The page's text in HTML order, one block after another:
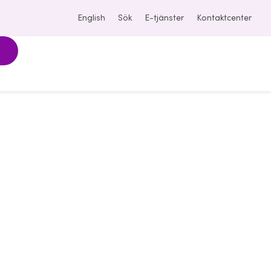
English Sök E-tjänster Kontaktcenter